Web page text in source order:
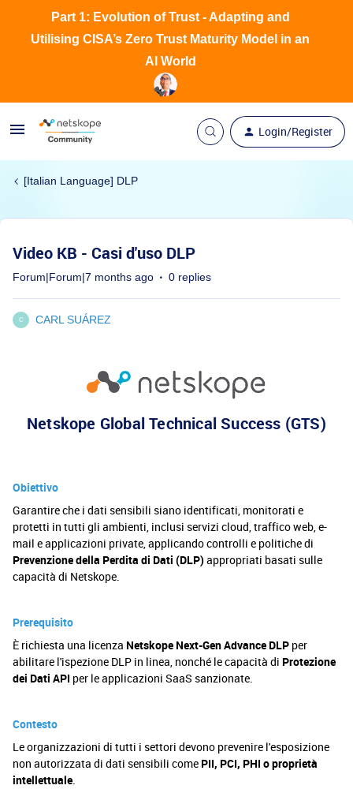
Login/Register
Part 1: Evolution of Trust - Adapting and
Utilising CISA’s Zero Trust Maturity Model in an
AI World
[Italian Language] DLP
Video KB - Casi d'uso DLP
Forum|Forum|7 months ago 0 replies
C CARL SUÁREZ
Netskope Global Technical Success (GTS)
Obiettivo
Garantire che i dati sensibili siano identificati, monitorati e
protetti in tutti gli ambienti, inclusi servizi cloud, traffico web, e-
mail e applicazioni private, applicando controlli e politiche di
Prevenzione della Perdita di Dati (DLP) appropriati basati sulle
capacità di Netskope.
Prerequisito
È richiesta una licenza Netskope Next-Gen Advance DLP per
abilitare l'ispezione DLP in linea, nonché le capacità di Protezione
dei Dati API per le applicazioni SaaS sanzionate.
Contesto
Le organizzazioni di tutti i settori devono prevenire l'esposizione
non autorizzata di dati sensibili come PII, PCI, PHI o proprietà
intellettuale.